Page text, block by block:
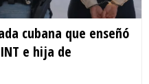
cubana que enseñó
e hija de